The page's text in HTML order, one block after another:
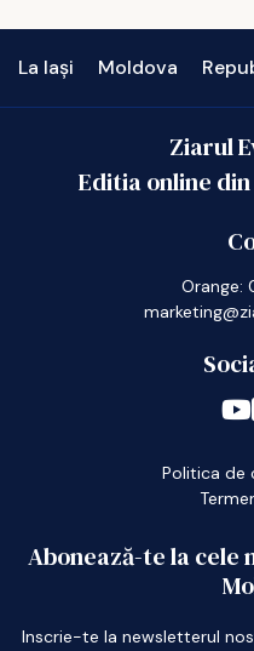
La Iași Moldova
Ziarul
Editia online din
Orange:
Politica de
Abonează-te la cele
Inscrie-te la newsletterul